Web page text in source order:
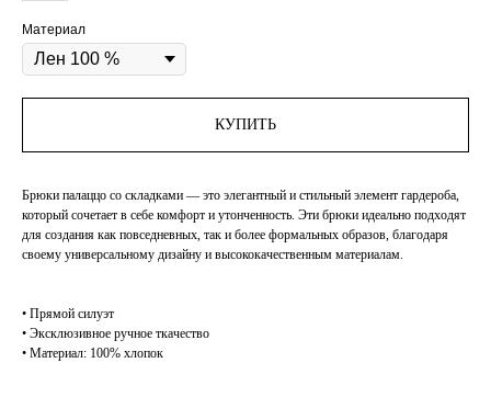
Материал
КУПИТЬ
Брюки палаццо со складками — это элегантный и стильный элемент гардероба,
который сочетает в себе комфорт и утонченность. Эти брюки идеально подходят
для создания как повседневных, так и более формальных образов, благодаря
своему универсальному дизайну и высококачественным материалам.
• Прямой силуэт
• Эксклюзивное ручное ткачество
• Материал: 100% хлопок